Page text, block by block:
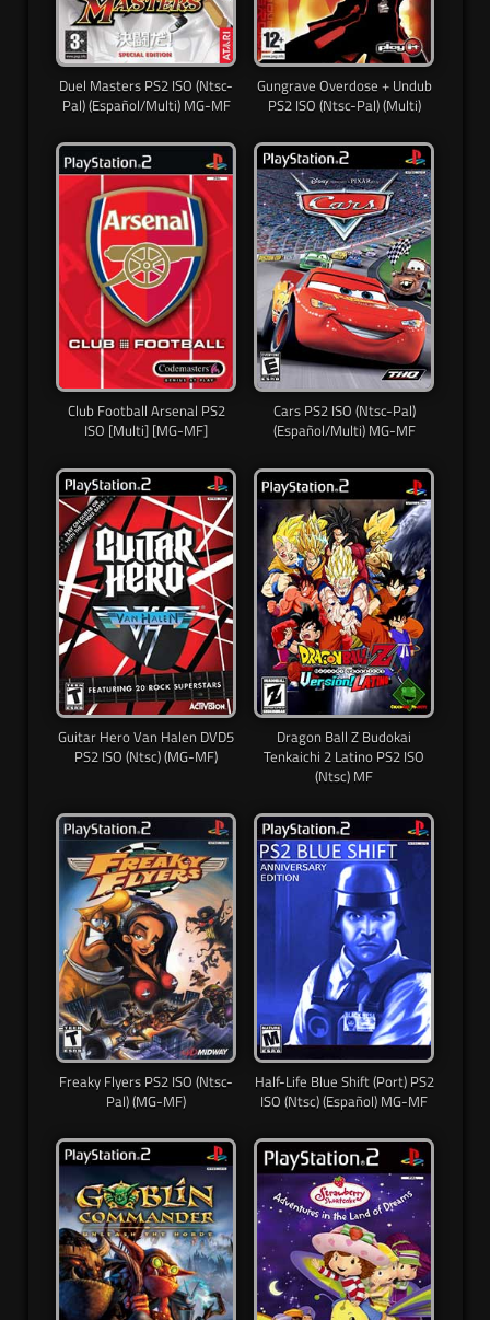
Duel Masters PS2 ISO (Ntsc-
Pal) (Español/Multi) MG-MF
Gungrave Overdose + Undub
PS2 ISO (Ntsc-Pal) (Multi)
Club Football Arsenal PS2
ISO [Multi] [MG-MF]
Cars PS2 ISO (Ntsc-Pal)
(Español/Multi) MG-MF
Guitar Hero Van Halen DVD5
PS2 ISO (Ntsc) (MG-MF)
Dragon Ball Z Budokai
Tenkaichi 2 Latino PS2 ISO
(Ntsc) MF
Freaky Flyers PS2 ISO (Ntsc-
Pal) (MG-MF)
Half-Life Blue Shift (Port) PS2
ISO (Ntsc) (Español) MG-MF